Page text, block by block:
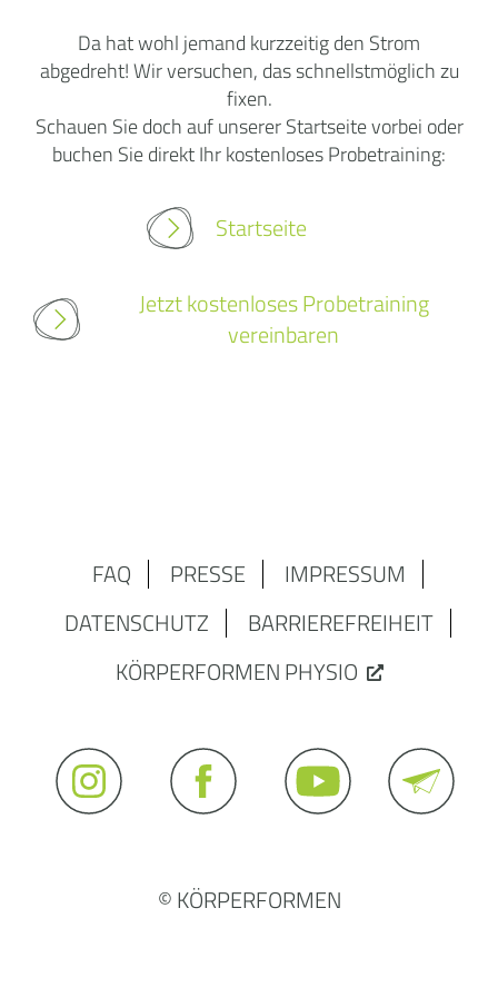
Da hat wohl jemand kurzzeitig den Strom
abgedreht! Wir versuchen, das schnellstmöglich zu
fixen.
Schauen Sie doch auf unserer Startseite vorbei oder
buchen Sie direkt Ihr kostenloses Probetraining:
Startseite
Jetzt kostenloses Probetraining
vereinbaren
FAQ PRESSE
IMPRESSUM
DATENSCHUTZ
BARRIEREFREIHEIT
KÖRPERFORMEN PHYSIO
© KÖRPERFORMEN